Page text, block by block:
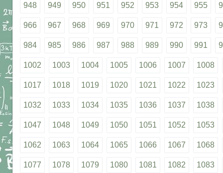
948 949 950 951 952 953 954 955
966 967 968 969 970 971 972 973
984 985 986 987 988 989 990 991
1002 1003 1004 1005 1006 1007 1008
1017 1018 1019 1020 1021 1022 1023
1032 1033 1034 1035 1036 1037 1038
1047 1048 1049 1050 1051 1052 1053
1062 1063 1064 1065 1066 1067 1068
1077 1078 1079 1080 1081 1082 1083